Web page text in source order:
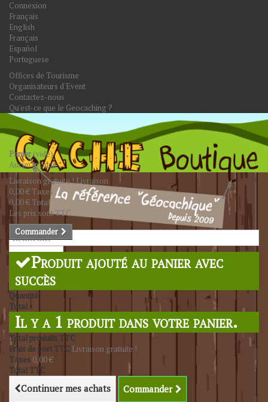
Connexion
Français
English
Français
Español
Portuguese
Offices de Tourisme
Organisateurs d'Event
Contactez-nous
Qu'est-ce que le Geocaching ?
Rechercher
Panier(vide)
Aucun produit
Livraison gratuite !Livraison
0,00 € Taxes
0,00 € Total
Les prix sont TTC
Commander
Produit ajouté au panier avec
succès
Quantité
Total
Il y a 1 produit dans votre panier.
Total produits TTC
Frais de port TTC Livraison gratuite !
Taxes 0,00 €
Total TTC
Continuer mes achats Commander